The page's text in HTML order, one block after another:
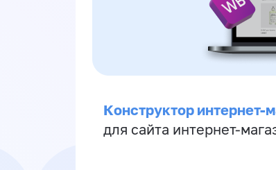
Конструктор интернет-
для сайта интернет-